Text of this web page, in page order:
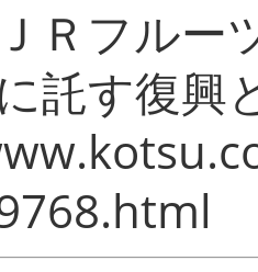
Ｒフルー
託す復興